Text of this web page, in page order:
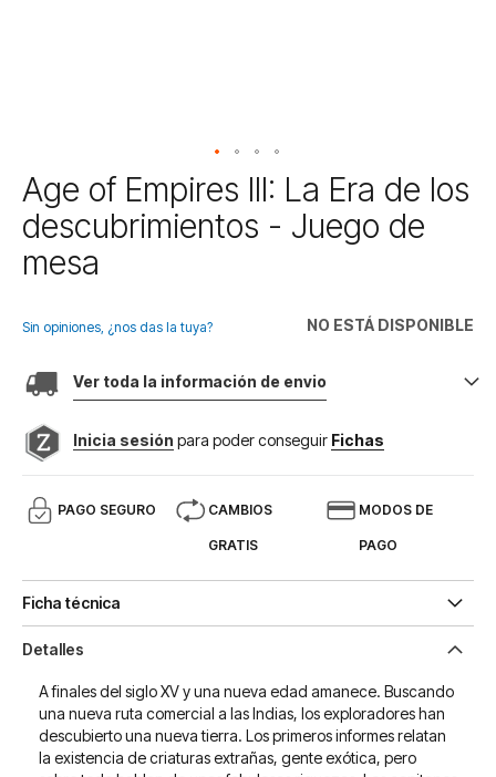
Saltar
al
comienzo
la
imágenes
Age of Empires III: La Era de los
descubrimientos - Juego de
mesa
NO ESTÁ DISPONIBLE
Sin opiniones, ¿nos das la tuya?
Ver toda la información de envio
Inicia sesión para poder conseguir Fichas
PAGO SEGURO CAMBIOS
GRATIS
MODOS DE
PAGO
Ficha técnica
Detalles
A finales del siglo XV y una nueva edad amanece. Buscando
una nueva ruta comercial a las Indias, los exploradores han
descubierto una nueva tierra. Los primeros informes relatan
la existencia de criaturas extrañas, gente exótica, pero